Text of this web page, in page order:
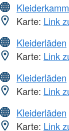
Karte: Link
Kleiderläden
Karte: Link
Kleiderläden
Karte: Link
Kleiderläden
Karte: Link